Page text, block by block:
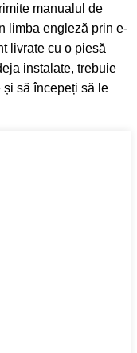
manualul de
limba engleză prin e-
livrate cu o piesă
instalate, trebuie
să începeți să le